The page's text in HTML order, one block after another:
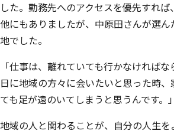
した。勤務先へのアクセスを優先すれ
他にもありましたが、中原田さんが選ん
地でした。
「仕事は、離れていても行かなければ
日に地域の方々に会いたいと思った時
ても足が遠のいてしまうと思うんです。」
地域の人と関わることが、自分の人生